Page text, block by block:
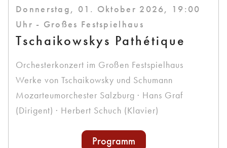
Donnerstag, 01. Oktober 2026, 19:00
Uhr - Großes Festspielhaus
Tschaikowskys Pathétique
Orchesterkonzert im Großen Festspielhaus
Werke von Tschaikowsky und Schumann
Mozarteumorchester Salzburg · Hans Graf
(Dirigent) · Herbert Schuch (Klavier)
Programm